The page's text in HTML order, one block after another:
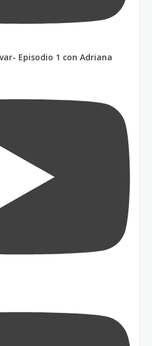
Episodio 1 con Adriana